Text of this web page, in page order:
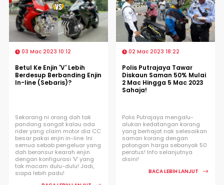
03 Mac 2023 10:12
Betul Ke Enjin 'V' Lebih
Berdesup Berbanding Enjin
In-line (Sebaris)?
Sekarang ni orang dah tak
pandang sangat kalau ada
rider yang claim motor dia CC
besar pakai enjin in-line. Ini
semua sebab pengeluar yang
dah beransur kearah enjin
dengan konfigurasi 'V' yang
tak macam dulu-dulu! Jadi,
siapa lebih padu!
02 Mac 2023 18:22
Polis Putrajaya Tawar
Diskaun Saman 50% Mulai
2 Mac Hingga 5 Mac 2023
Sahaja!
Polis Putrajaya mengalu-
alukan kedatangan korang
yang berhajat nak selesaikan
saman korang dengan
potongan harga sebanyak 50
peratus! Info selanjutnya
disini!
BACA LEBIH LANJUT